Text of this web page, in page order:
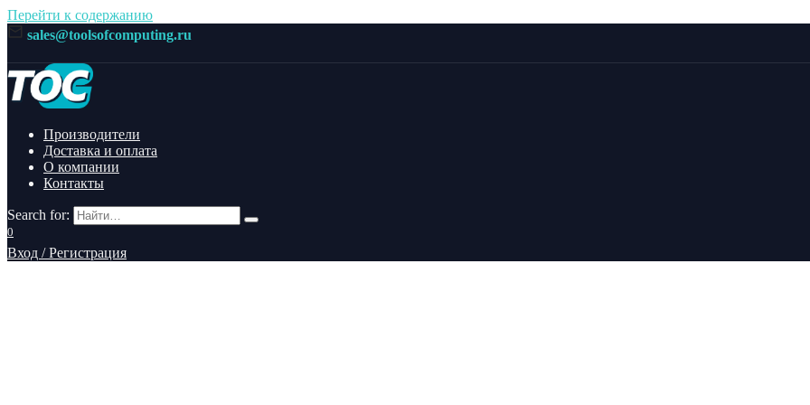
Перейти к содержанию
sales@toolsofcomputing.ru
Производители
Доставка и оплата
О компании
Контакты
Search for:
0
Вход / Регистрация